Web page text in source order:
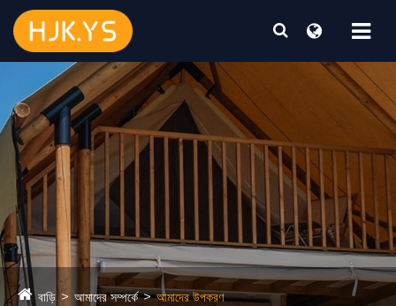
বাড়ি আমাদের সম্পর্কে আমাদের উপকরণ